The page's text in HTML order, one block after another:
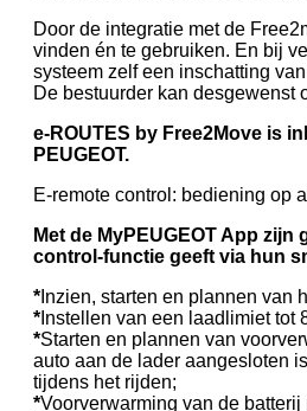
Door de integratie met de
vinden én te gebruiken. En bij
systeem zelf een inschatting
De bestuurder kan desgewenst
e-ROUTES by Free2Move is
PEUGEOT.
E-remote control: bediening op
Met de MyPEUGEOT App
control-functie geeft via hun
* Inzien, starten en plannen van
* Instellen van een laadlimiet tot
*Starten en plannen van
auto aan de lader aangesloten
tijdens het rijden;
*Voorverwarming van de